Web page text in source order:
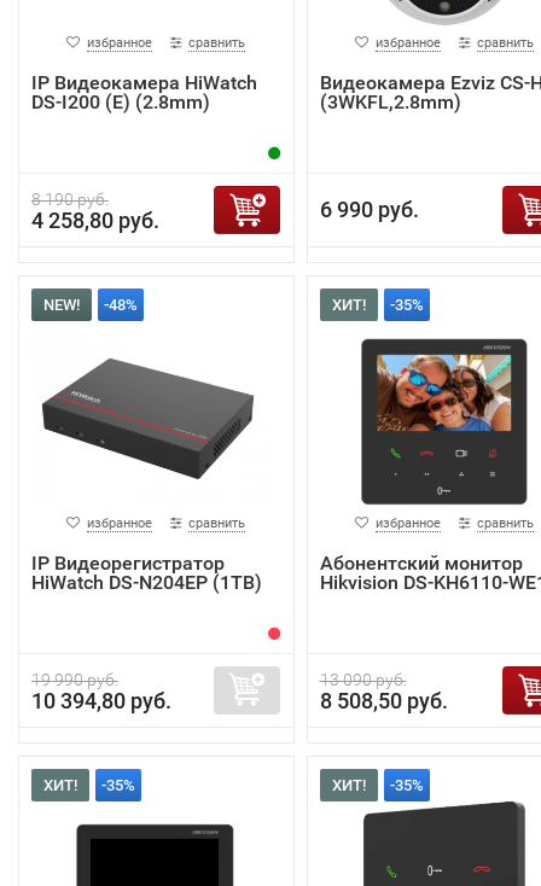
избранное сравнить
IP Видеокамера HiWatch
DS-I200 (E) (2.8mm)
8 190 руб.
4 258,80 руб.
избранное сравнить
Видеокамера Ezviz CS-
(3WKFL,2.8mm)
6 990 руб.
NEW! -48%
избранное сравнить
IP Видеорегистратор
HiWatch DS-N204EP (1TB)
19 990 руб.
10 394,80 руб.
ХИТ! -35%
избранное сравнить
Абонентский монитор
Hikvision DS-KH6110-
13 090 руб.
8 508,50 руб.
ХИТ! -35% ХИТ! -35%